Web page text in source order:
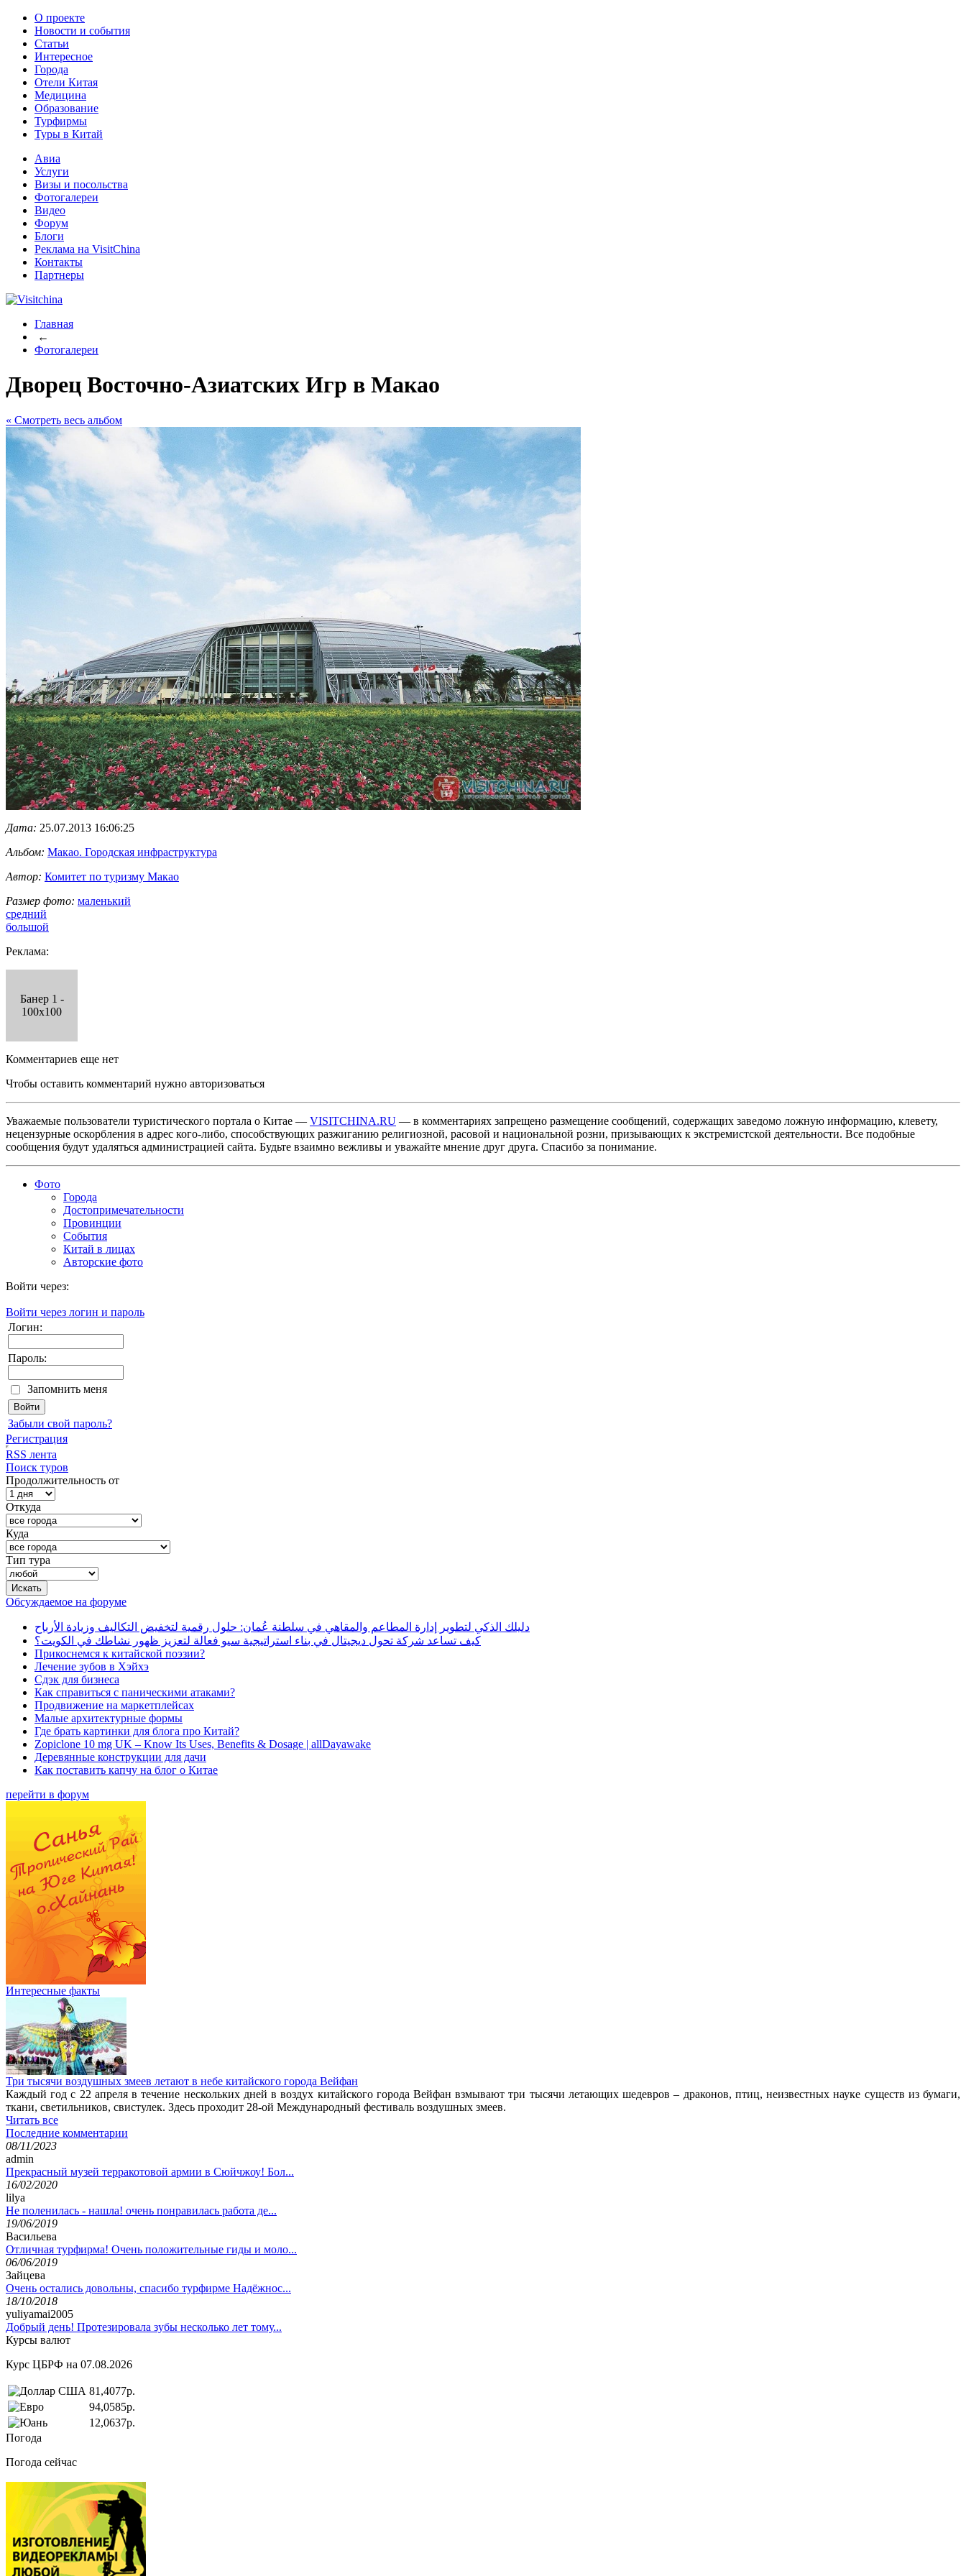
О проекте
Новости и события
Статьи
Интересное
Города
Отели Китая
Медицина
Образование
Турфирмы
Туры в Китай
Авиа
Услуги
Визы и посольства
Фотогалереи
Видео
Форум
Блоги
Реклама на VisitChina
Контакты
Партнеры
Главная
←
Фотогалереи
Дворец Восточно-Азиатских Игр в Макао
« Cмотреть весь альбом
Дата: 25.07.2013 16:06:25
Альбом: Макао. Городская инфраструктура
Автор: Комитет по туризму Макао
Размер фото: маленький
средний
большой
Реклама:
Банер 1 -
100x100
Комментариев еще нет
Чтобы оставить комментарий нужно авторизоваться
Уважаемые пользователи туристического портала о Китае — VISITCHINA.RU — в комментариях запрещено размещение сообщений, содержащих заведомо ложную информацию, клевету,
нецензурные оскорбления в адрес кого-либо, способствующих разжиганию религиозной, расовой и национальной розни, призывающих к экстремистской деятельности. Все подобные
сообщения будут удаляться администрацией сайта. Будьте взаимно вежливы и уважайте мнение друг друга. Спасибо за понимание.
Фото
Города
Достопримечательности
Провинции
События
Китай в лицах
Авторские фото
Войти через:
Войти через логин и пароль
Логин:
Пароль:
Запомнить меня
Забыли свой пароль?
Регистрация
RSS лента
Поиск туров
Продолжительность от
Откуда
Куда
Тип тура
Обсуждаемое на форуме
دليلك الذكي لتطوير إدارة المطاعم والمقاهي في سلطنة عُمان: حلول رقمية لتخفيض التكاليف وزيادة الأرباح
كيف تساعد شركة تحول ديجيتال في بناء استراتيجية سيو فعالة لتعزيز ظهور نشاطك في الكويت؟
Прикоснемся к китайской поэзии?
Лечение зубов в Хэйхэ
Сдэк для бизнеса
Как справиться с паническими атаками?
Продвижение на маркетплейсах
Малые архитектурные формы
Где брать картинки для блога про Китай?
Zopiclone 10 mg UK – Know Its Uses, Benefits & Dosage | allDayawake
Деревянные конструкции для дачи
Как поставить капчу на блог о Китае
перейти в форум
Интересные факты
Три тысячи воздушных змеев летают в небе китайского города Вейфан
Каждый год с 22 апреля в течение нескольких дней в воздух китайского города Вейфан взмывают три тысячи летающих шедевров – драконов, птиц, неизвестных науке существ из бумаги,
ткани, светильников, свистулек. Здесь проходит 28-ой Международный фестиваль воздушных змеев.
Читать все
Последние комментарии
08/11/2023
admin
Прекрасный музей терракотовой армии в Сюйчжоу! Бол...
16/02/2020
lilya
Не поленилась - нашла! очень понравилась работа де...
19/06/2019
Васильева
Отличная турфирма! Очень положительные гиды и моло...
06/06/2019
Зайцева
Очень остались довольны, спасибо турфирме Надёжнос...
18/10/2018
yuliyamai2005
Добрый день! Протезировала зубы несколько лет тому...
Курсы валют
Курс ЦБРФ на 07.08.2026
81,4077р.
94,0585р.
12,0637р.
Погода
Погода сейчас